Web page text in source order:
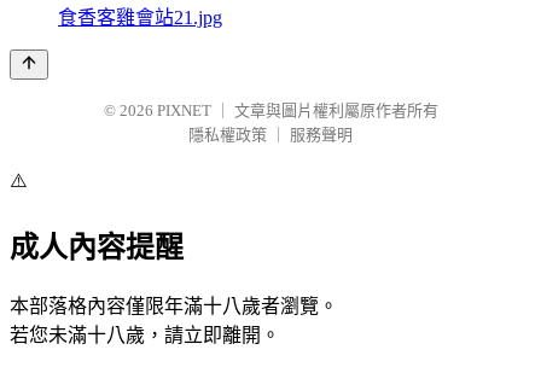
食香客雞會站21.jpg
© 2026 PIXNET
文章與圖片權利屬原作者所有
隱私權政策
服務聲明
⚠️
成人內容提醒
本部落格內容僅限年滿十八歲者瀏覽。
若您未滿十八歲，請立即離開。